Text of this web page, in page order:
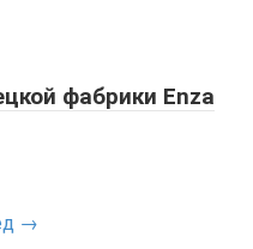
фабрики Enza
→